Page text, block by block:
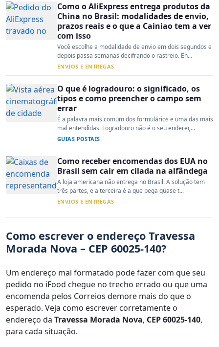
Como o AliExpress entrega produtos da
China no Brasil: modalidades de envio,
prazos reais e o que a Cainiao tem a ver
com isso
Você escolhe a modalidade de envio em dois segundos e
depois passa semanas decifrando o rastreio. En...
ENVIOS E ENTREGAS
O que é logradouro: o significado, os
tipos e como preencher o campo sem
errar
É a palavra mais comum dos formulários e uma das mais
mal entendidas. Logradouro não é o seu endereç...
GUIAS POSTAIS
Como receber encomendas dos EUA no
Brasil sem cair em cilada na alfândega
A loja americana não entrega no Brasil. A solução tem
três partes, e a terceira é a que pega quase t...
ENVIOS E ENTREGAS
Como escrever o endereço Travessa
Morada Nova – CEP 60025-140?
Um endereço mal formatado pode fazer com que seu
pedido no iFood chegue no trecho errado ou que uma
encomenda pelos Correios demore mais do que o
esperado. Veja como escrever corretamente o
endereço da Travessa Morada Nova, CEP 60025-140,
para cada situação.